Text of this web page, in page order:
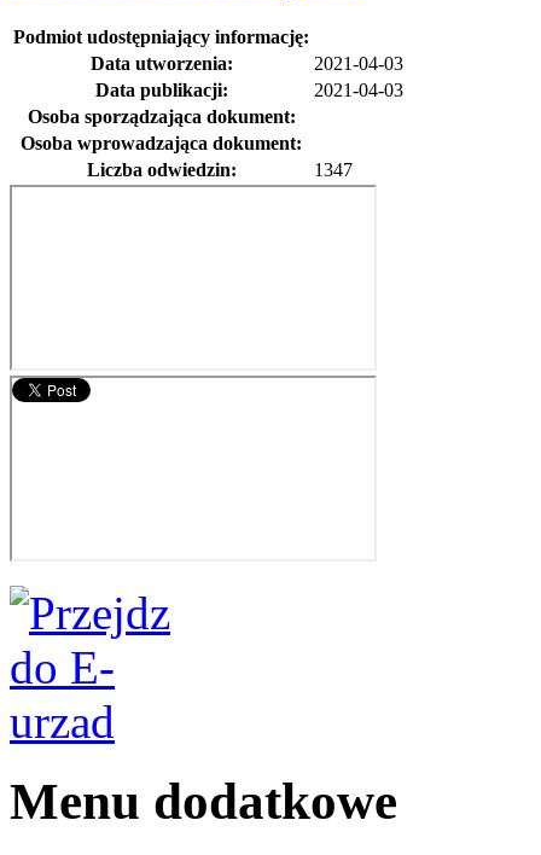
Podmiot udostępniający informację:
Data utworzenia:
2021-04-03
Data publikacji:
2021-04-03
Osoba sporządzająca dokument:
Osoba wprowadzająca dokument:
Liczba odwiedzin:
1347
Menu dodatkowe